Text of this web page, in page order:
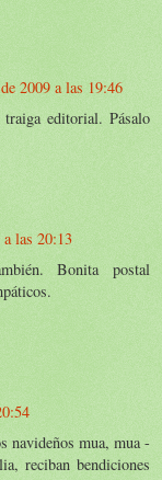
2009 a las 19:46
editorial. Pásalo
las 20:13
Bonita postal
navideños mua, mua -
reciban bendiciones